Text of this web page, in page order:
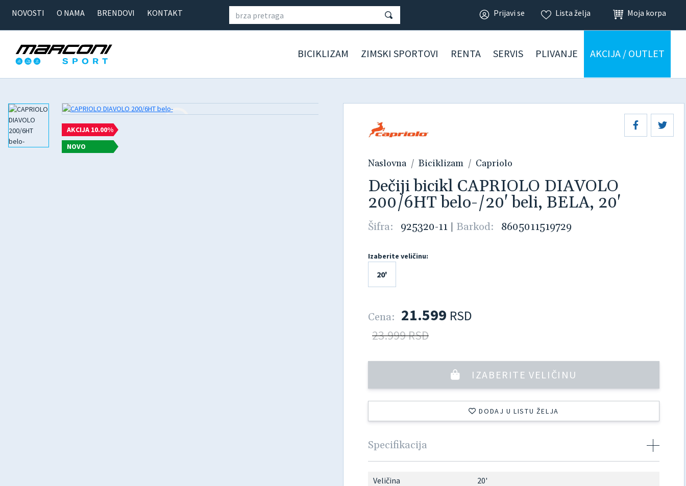
NOVOSTI O NAMA BRENDOVI KONTAKT Prijavi se Lista želja Moja korpa
BICIKLIZAM ZIMSKI SPORTOVI RENTA SERVIS PLIVANJE AKCIJA / OUTLET
AKCIJA 10.00%
NOVO
Naslovna Biciklizam Capriolo
Dečiji bicikl CAPRIOLO DIAVOLO
200/6HT belo-/20' beli, BELA, 20'
Šifra: 925320-11 | Barkod: 8605011519729
Izaberite veličinu:
20'
Cena: 21.599 RSD
23.999 RSD
IZABERITE VELIČINU
DODAJ U LISTU ŽELJA
Specifikacija
Veličina
20'